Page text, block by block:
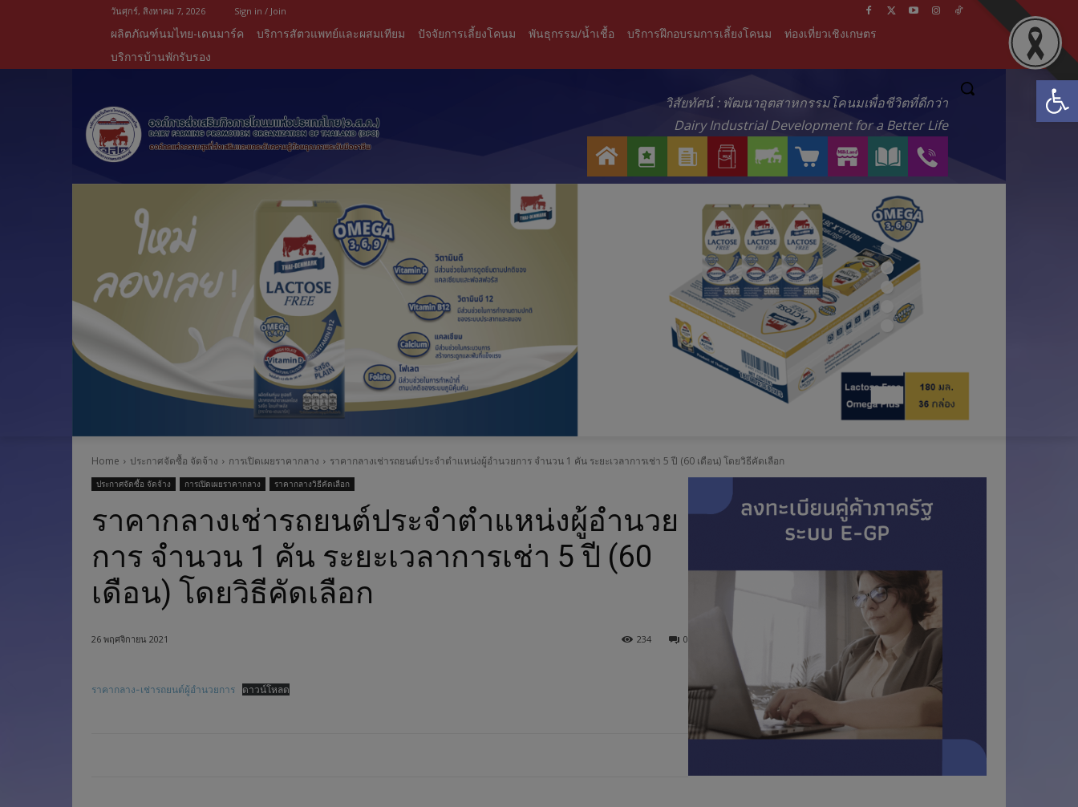
วันศุกร์, สิงหาคม 7, 2026 Sign in / Join
ผลิตภัณฑ์นมไทย-เดนมาร์ค บริการสัตวแพทย์และผสมเทียม ปัจจัยการเลี้ยงโคนม พันธุกรรม/น้ำเชื้อ บริการฝึกอบรมการเลี้ยงโคนม
ท่องเที่ยวเชิงเกษตร
บริการบ้านพักรับรอง
วิสัยทัศน์ : พัฒนาอุตสาหกรรมโคนมเพื่อชีวิตที่ดีกว่า
Dairy Industrial Development for a Better Life
กั
บ
ส
ว
ส
า
ร
ต
ภั
ณ
ฑ์
น
ไ
ท
น
ก
า
ร
ข
อ
ร
า
น
ค้
า
อ
ล
น์
M
L
K
L
A
N
D
ร
ะ
น่
า
Home ประกาศจัดซื้อ จัดจ้าง การเปิดเผยราคากลาง ราคากลางเช่ารถยนต์ประจำตำแหน่งผู้อำนวยการ จำนวน 1 คัน ระยะเวลาการเช่า 5 ปี (60 เดือน) โดยวิธีคัดเลือก
ประกาศจัดซื้อ จัดจ้าง การเปิดเผยราคากลาง ราคากลางวิธีคัดเลือก
ราคากลางเช่ารถยนต์ประจำตำแหน่งผู้อำนวย
การ จำนวน 1 คัน ระยะเวลาการเช่า 5 ปี (60
เดือน) โดยวิธีคัดเลือก
26 พฤศจิกายน 2021 0
234
ราคากลาง-เช่ารถยนต์ผู้อำนวยการ ดาวน์โหลด